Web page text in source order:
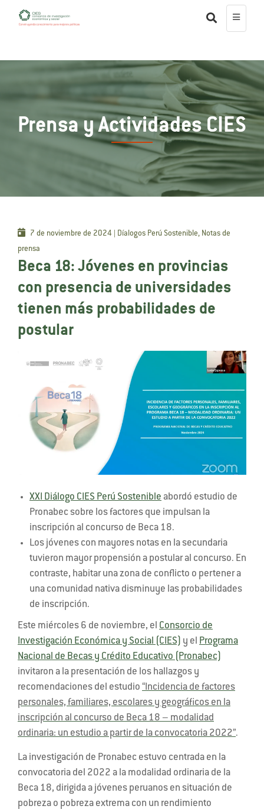
Prensa y Actividades CIES
7 de noviembre de 2024 | Díalogos Perú Sostenible, Notas de
prensa
Beca 18: Jóvenes en provincias
con presencia de universidades
tienen más probabilidades de
postular
XXI Diálogo CIES Perú Sostenible abordó estudio de
Pronabec sobre los factores que impulsan la
inscripción al concurso de Beca 18.
Los jóvenes con mayores notas en la secundaria
tuvieron mayor propensión a postular al concurso. En
contraste, habitar una zona de conflicto o pertener a
una comunidad nativa disminuye las probabilidades
de inscripción.
Este miércoles 6 de noviembre, el Consorcio de
Investigación Económica y Social (CIES)
y el
Programa
Nacional de Becas y Crédito Educativo (Pronabec)
invitaron a la presentación de los hallazgos y
recomendaciones del estudio “Incidencia de factores
personales, familiares, escolares y geográficos en la
inscripción al concurso de Beca 18 – modalidad
ordinaria: un estudio a partir de la convocatoria 2022”.
La investigación de Pronabec estuvo centrada en la
convocatoria del 2022 a la modalidad ordinaria de la
Beca 18, dirigida a jóvenes peruanos en situación de
pobreza o pobreza extrema con un rendimiento